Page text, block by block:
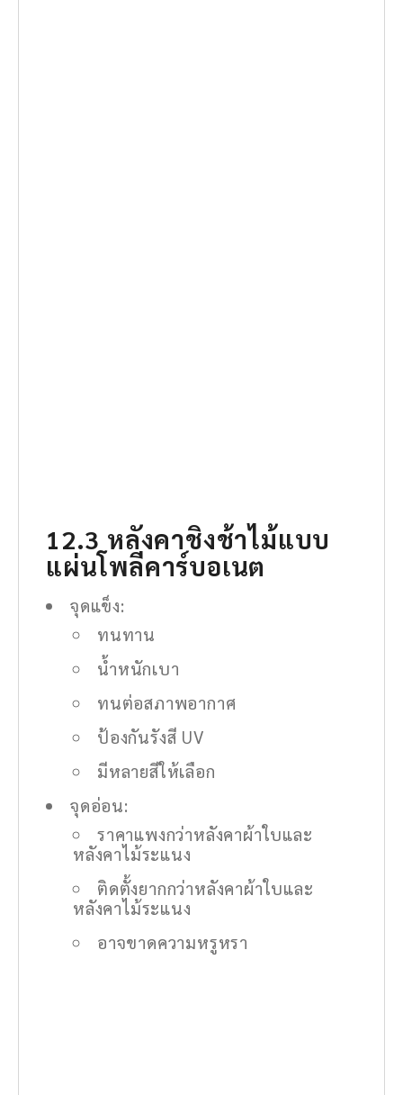
12.3 หลังคาชิงช้าไม้แบบ
แผ่นโพลีคาร์บอเนต
จุดแข็ง:
ทนทาน
น้ำหนักเบา
ทนต่อสภาพอากาศ
ป้องกันรังสี UV
มีหลายสีให้เลือก
จุดอ่อน:
ราคาแพงกว่าหลังคาผ้าใบและ
หลังคาไม้ระแนง
ติดตั้งยากกว่าหลังคาผ้าใบและ
หลังคาไม้ระแนง
อาจขาดความหรูหรา